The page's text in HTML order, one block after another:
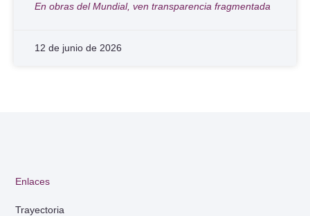
En obras del Mundial, ven transparencia fragmentada
12 de junio de 2026
Enlaces
Trayectoria